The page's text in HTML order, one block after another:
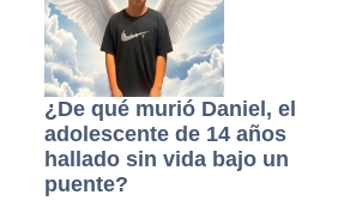
¿De qué murió Daniel, el
adolescente de 14 años
hallado sin vida bajo un
puente?